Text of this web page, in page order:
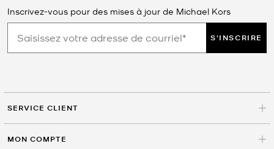
Inscrivez-vous pour des mises à jour de Michael Kors
S'INSCRIRE
SERVICE CLIENT
MON COMPTE